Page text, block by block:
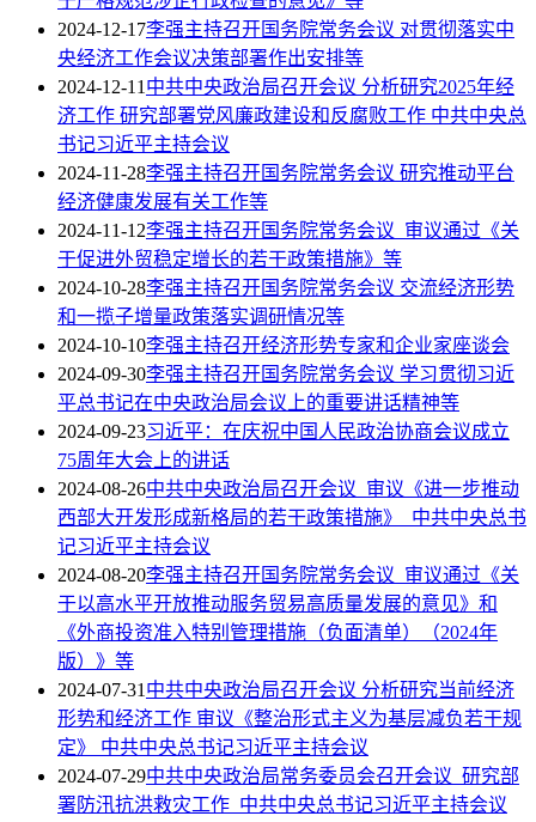
2024-12-17李强主持召开国务院常务会议 对贯彻落实中
央经济工作会议决策部署作出安排等
2024-12-11中共中央政治局召开会议 分析研究2025年经
济工作 研究部署党风廉政建设和反腐败工作 中共中央总
书记习近平主持会议
2024-11-28李强主持召开国务院常务会议 研究推动平台
经济健康发展有关工作等
2024-11-12李强主持召开国务院常务会议 审议通过《关
于促进外贸稳定增长的若干政策措施》等
2024-10-28李强主持召开国务院常务会议 交流经济形势
和一揽子增量政策落实调研情况等
2024-10-10李强主持召开经济形势专家和企业家座谈会
2024-09-30李强主持召开国务院常务会议 学习贯彻习近
平总书记在中央政治局会议上的重要讲话精神等
2024-09-23习近平：在庆祝中国人民政治协商会议成立
75周年大会上的讲话
2024-08-26中共中央政治局召开会议 审议《进一步推动
西部大开发形成新格局的若干政策措施》 中共中央总书
记习近平主持会议
2024-08-20李强主持召开国务院常务会议 审议通过《关
于以高水平开放推动服务贸易高质量发展的意见》和
《外商投资准入特别管理措施（负面清单）（2024年
版）》等
2024-07-31中共中央政治局召开会议 分析研究当前经济
形势和经济工作 审议《整治形式主义为基层减负若干规
定》 中共中央总书记习近平主持会议
2024-07-29中共中央政治局常务委员会召开会议 研究部
署防汛抗洪救灾工作 中共中央总书记习近平主持会议